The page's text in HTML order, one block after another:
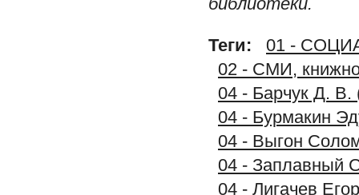
библиотеки.
Теги:
01 -
02 - СМИ,
04 - Барчук Д. В.
04 - Бурмакин
04 - Выгон
04 - Заплавный
04 - Лигачев